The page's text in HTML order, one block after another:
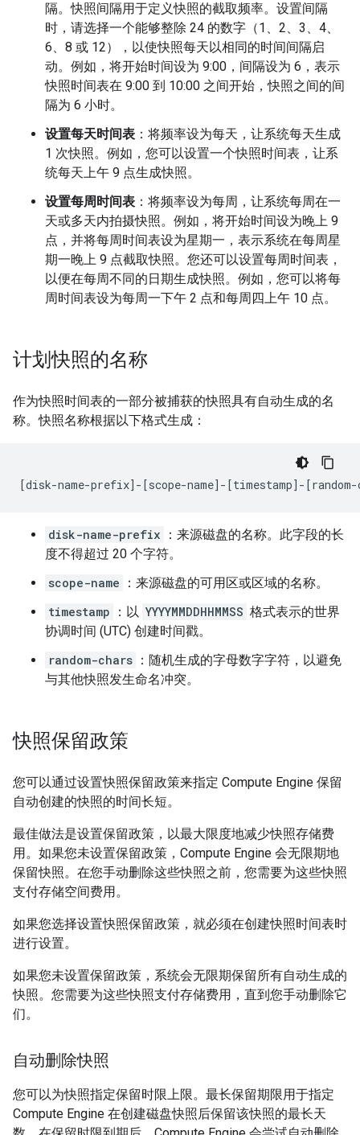
隔。快照间隔用于定义快照的截取频率。设置间隔
时，请选择一个能够整除 24 的数字（1、2、3、4、
6、8 或 12），以使快照每天以相同的时间间隔启
动。例如，将开始时间设为 9:00，间隔设为 6，表示
快照时间表在 9:00 到 10:00 之间开始，快照之间的间
隔为 6 小时。
设置每天时间表 ：将频率设为每天，让系统每天生成
1 次快照。例如，您可以设置一个快照时间表，让系
统每天上午 9 点生成快照。
设置每周时间表 ：将频率设为每周，让系统每周在一
天或多天内拍摄快照。例如，将开始时间设为晚上 9
点，并将每周时间表设为星期一，表示系统在每周星
期一晚上 9 点截取快照。您还可以设置每周时间表，
以便在每周不同的日期生成快照。例如，您可以将每
周时间表设为每周一下午 2 点和每周四上午 10 点。
计划快照的名称
作为快照时间表的一部分被捕获的快照具有自动生成的名
称。快照名称根据以下格式生成：
disk-name-prefix
：来源磁盘的名称。此字段的长
度不得超过 20 个字符。
scope-name
：来源磁盘的可用区或区域的名称。
timestamp
：以 YYYYMMDDHHMMSS 格式表示的世界
协调时间 (UTC) 创建时间戳。
random-chars ：随机生成的字母数字字符，以避免
与其他快照发生命名冲突。
快照保留政策
您可以通过设置快照保留政策来指定 Compute Engine 保留
自动创建的快照的时间长短。
最佳做法是设置保留政策，以最大限度地减少快照存储费
用。如果您未设置保留政策，Compute Engine 会无限期地
保留快照。在您手动删除这些快照之前，您需要为这些快照
支付存储空间费用。
如果您选择设置快照保留政策，就必须在创建快照时间表时
进行设置。
如果您未设置保留政策，系统会无限期保留所有自动生成的
快照。您需要为这些快照支付存储费用，直到您手动删除它
们。
自动删除快照
您可以为快照指定保留时限上限。最长保留期限用于指定
Compute Engine 在创建磁盘快照后保留该快照的最长天